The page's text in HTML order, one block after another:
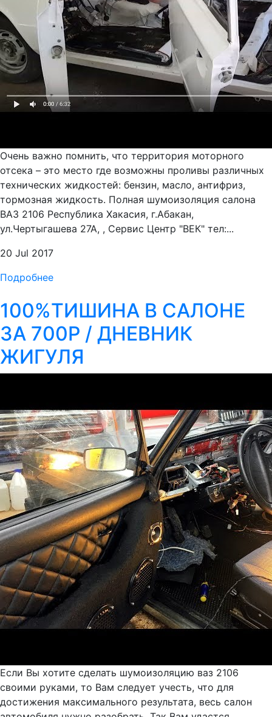
Очень важно помнить, что территория моторного
отсека – это место где возможны проливы различных
технических жидкостей: бензин, масло, антифриз,
тормозная жидкость. Полная шумоизоляция салона
ВАЗ 2106 Республика Хакасия, г.Абакан,
ул.Чертыгашева 27А, , Сервис Центр "ВЕК" тел:...
20 Jul 2017
Подробнее
100%ТИШИНА В САЛОНЕ
ЗА 700Р / ДНЕВНИК
ЖИГУЛЯ
Если Вы хотите сделать шумоизоляцию ваз 2106
своими руками, то Вам следует учесть, что для
достижения максимального результата, весь салон